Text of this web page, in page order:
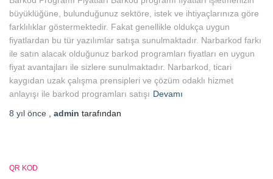
büyüklüğüne, bulunduğunuz sektöre, istek ve ihtiyaçlarınıza göre
farklılıklar göstermektedir. Fakat genellikle oldukça uygun
fiyatlardan bu tür yazılımlar satışa sunulmaktadır. Narbarkod farkı
ile satın alacak olduğunuz barkod programları fiyatları en uygun
fiyat avantajları ile sizlere sunulmaktadır. Narbarkod, ticari
kaygıdan uzak çalışma prensipleri ve çözüm odaklı hizmet
anlayışı ile barkod programları satışı Devamı
8 yıl önce admin tarafından
QR KOD